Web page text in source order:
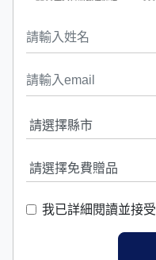
我已詳細閱讀並接受